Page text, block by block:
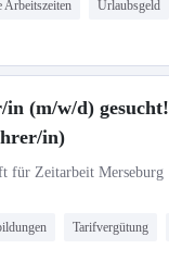
Arbeitszeiten Urlaubsgeld
(m/w/d) gesucht!
in)
für Zeitarbeit Merseburg
Tarifvergütung